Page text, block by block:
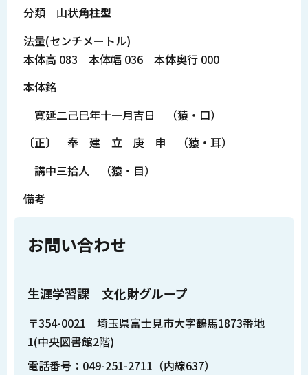
分類 山状角柱型
法量(センチメートル)
本体高 083 本体幅 036 本体奥行 000
本体銘
寛延二己巳年十一月吉日 （猿・口）
〔正〕 奉 建 立 庚 申 （猿・耳）
講中三拾人 （猿・目）
備考
お問い合わせ
生涯学習課 文化財グループ
〒354-0021 埼玉県富士見市大字鶴馬1873番地
1(中央図書館2階)
電話番号：049-251-2711（内線637）